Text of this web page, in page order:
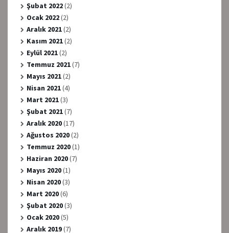
Şubat 2022(2)
Ocak 2022(2)
Aralık 2021(2)
Kasım 2021(2)
Eylül 2021(2)
Temmuz 2021(7)
Mayıs 2021(2)
Nisan 2021(4)
Mart 2021(3)
Şubat 2021(7)
Aralık 2020(17)
Ağustos 2020(2)
Temmuz 2020(1)
Haziran 2020(7)
Mayıs 2020(1)
Nisan 2020(3)
Mart 2020(6)
Şubat 2020(3)
Ocak 2020(5)
Aralık 2019(7)